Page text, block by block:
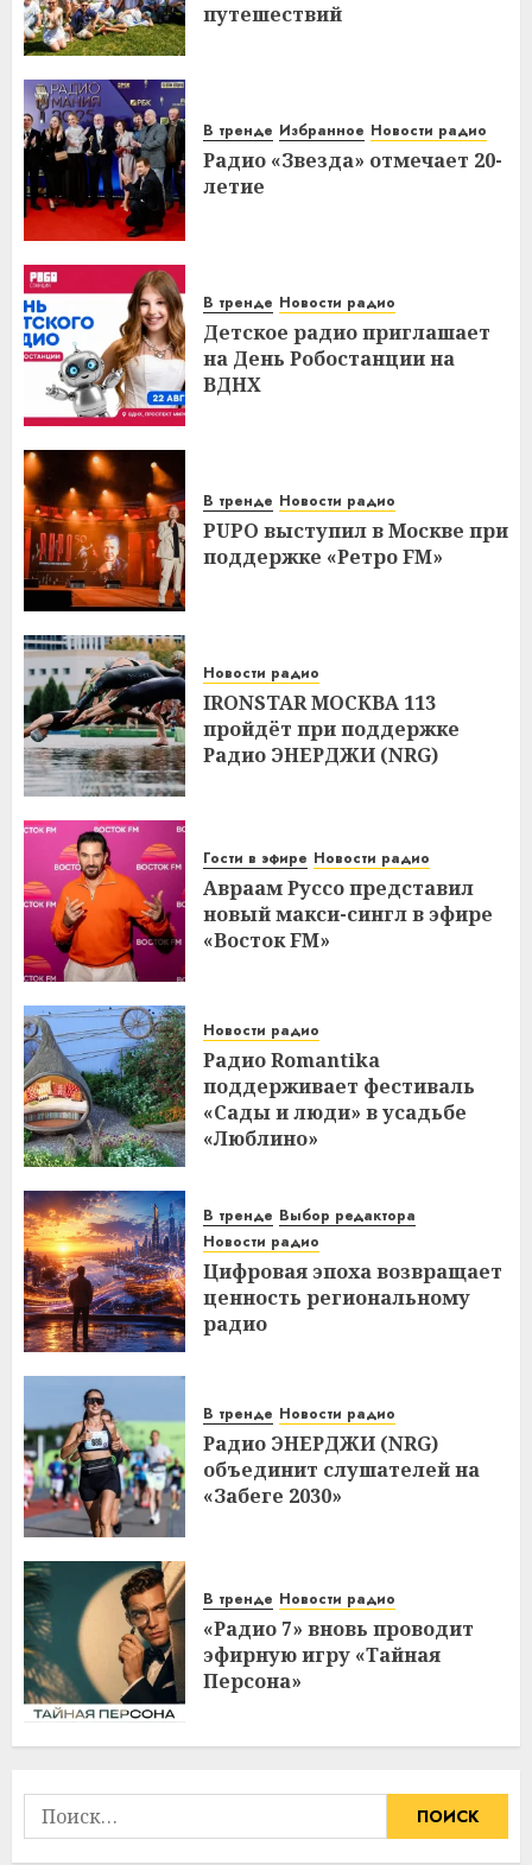
путешествий
В тренде Избранное Новости радио
Радио «Звезда» отмечает 20-
летие
В тренде Новости радио
Детское радио приглашает
на День Робостанции на
ВДНХ
В тренде Новости радио
PUPO выступил в Москве при
поддержке «Ретро FM»
Новости радио
IRONSTAR МОСКВА 113
пройдёт при поддержке
Радио ЭНЕРДЖИ (NRG)
Гости в эфире Новости радио
Авраам Руссо представил
новый макси-сингл в эфире
«Восток FM»
Новости радио
Радио Romantika
поддерживает фестиваль
«Сады и люди» в усадьбе
«Люблино»
В тренде Выбор редактора
Новости радио
Цифровая эпоха возвращает
ценность региональному
радио
В тренде Новости радио
Радио ЭНЕРДЖИ (NRG)
объединит слушателей на
«Забеге 2030»
В тренде Новости радио
«Радио 7» вновь проводит
эфирную игру «Тайная
Персона»
Найти: